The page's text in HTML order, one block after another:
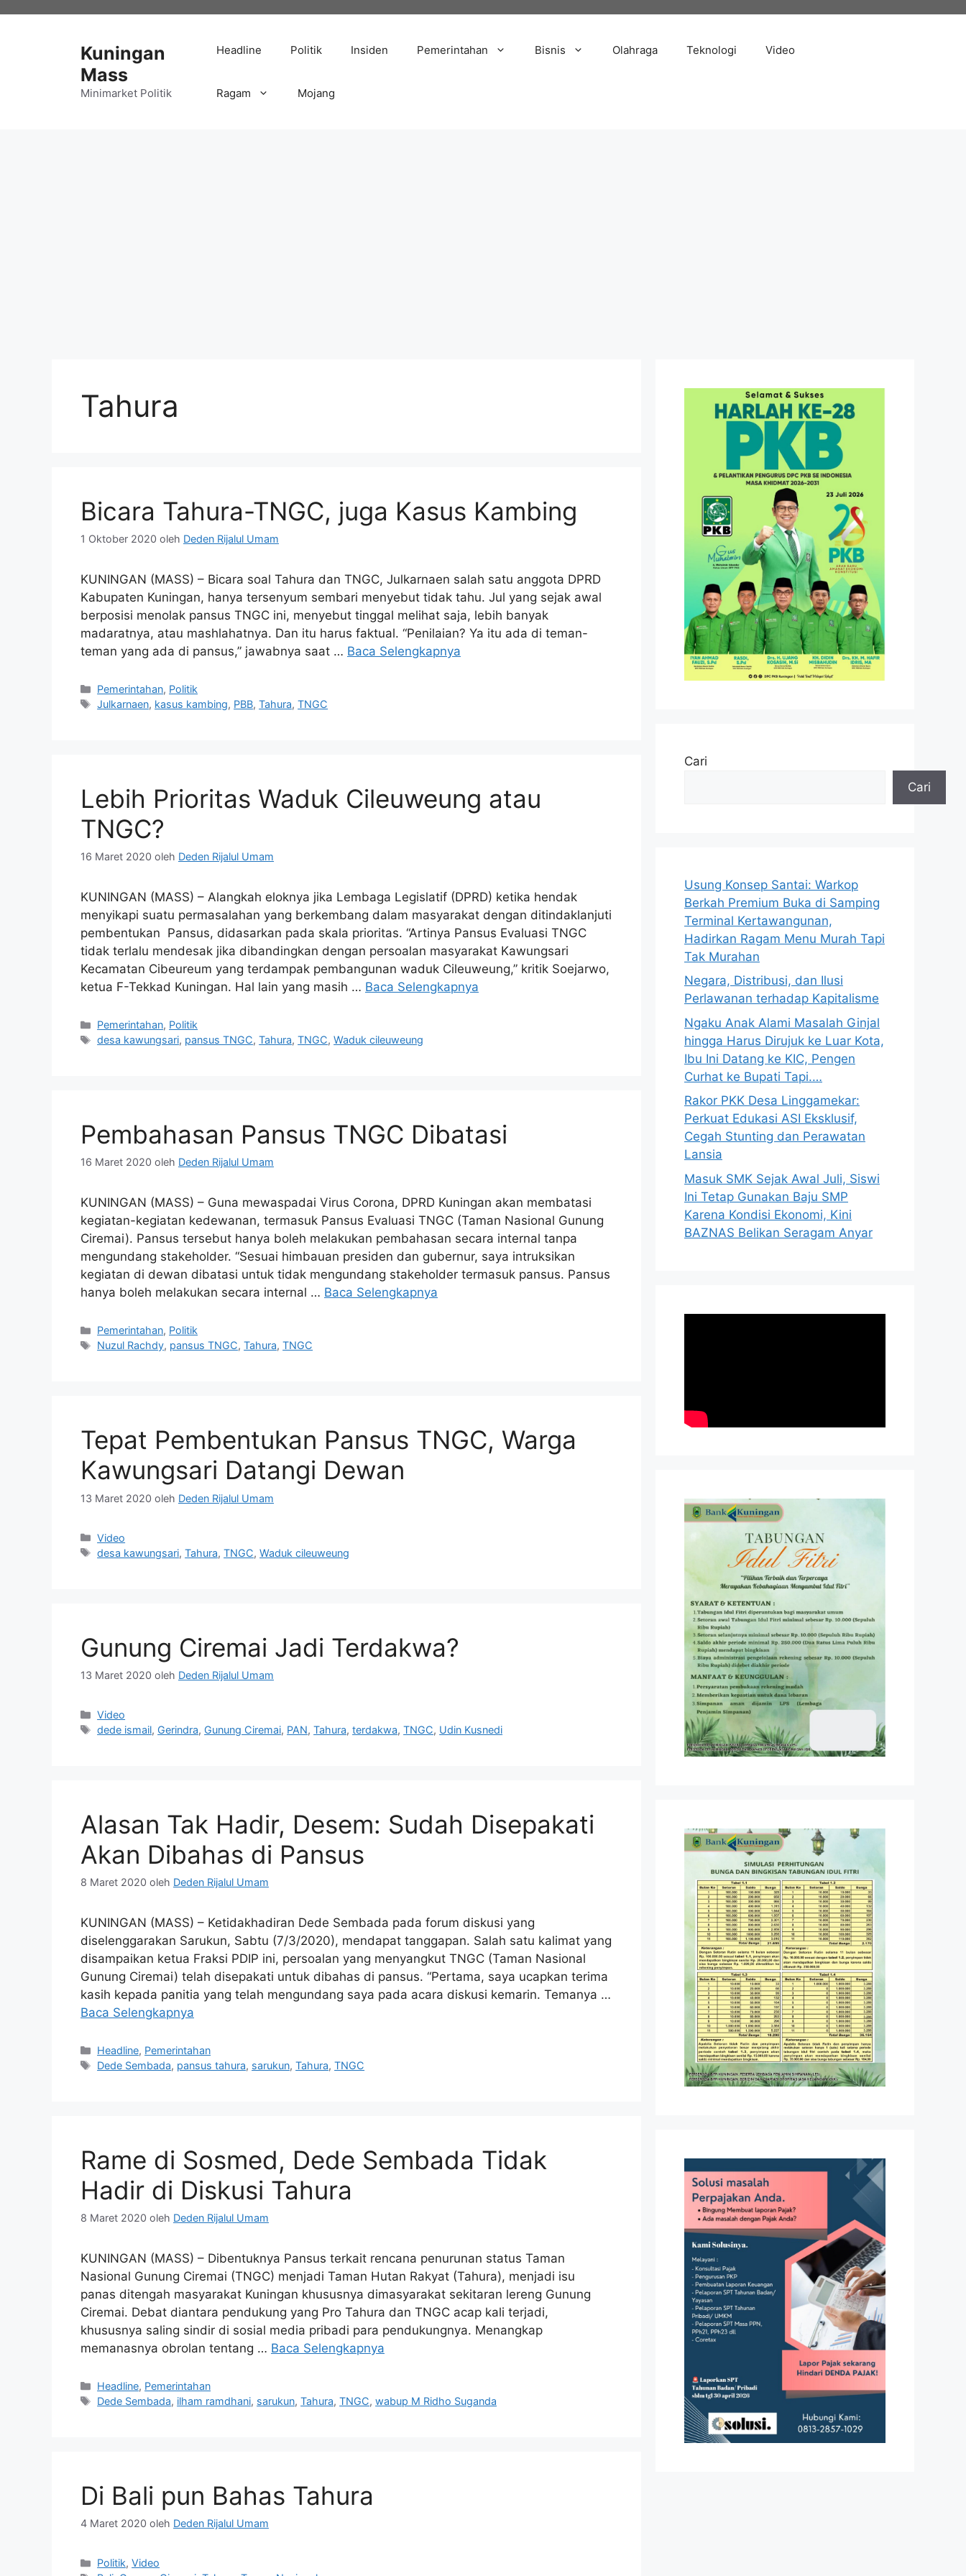
Kuningan
Mass
Minimarket Politik
Headline Politik Insiden Pemerintahan Bisnis Olahraga Teknologi Video
Ragam Mojang
Tahura
Bicara Tahura-TNGC, juga Kasus Kambing
1 Oktober 2020 oleh Deden Rijalul Umam
KUNINGAN (MASS) – Bicara soal Tahura dan TNGC, Julkarnaen salah satu anggota DPRD
Kabupaten Kuningan, hanya tersenyum sembari menyebut tidak tahu. Jul yang sejak awal
berposisi menolak pansus TNGC ini, menyebut tinggal melihat saja, lebih banyak
madaratnya, atau mashlahatnya. Dan itu harus faktual. “Penilaian? Ya itu ada di teman-
teman yang ada di pansus,” jawabnya saat … Baca Selengkapnya
Kategori
Pemerintahan, Politik
Tag
Julkarnaen, kasus kambing, PBB,Tahura,TNGC
Lebih Prioritas Waduk Cileuweung atau
TNGC?
16 Maret 2020 oleh Deden Rijalul Umam
KUNINGAN (MASS) – Alangkah eloknya jika Lembaga Legislatif (DPRD) ketika hendak
menyikapi suatu permasalahan yang berkembang dalam masyarakat dengan ditindaklanjuti
pembentukan Pansus, didasarkan pada skala prioritas. “Artinya Pansus Evaluasi TNGC
tidak terlalu mendesak jika dibandingkan dengan persoalan masyarakat Kawungsari
Kecamatan Cibeureum yang terdampak pembangunan waduk Cileuweung,” kritik Soejarwo,
ketua F-Tekkad Kuningan. Hal lain yang masih … Baca Selengkapnya
Kategori
Pemerintahan, Politik
Tag
desa kawungsari, pansus TNGC,Tahura,TNGC,Waduk cileuweung
Pembahasan Pansus TNGC Dibatasi
16 Maret 2020 oleh Deden Rijalul Umam
KUNINGAN (MASS) – Guna mewaspadai Virus Corona, DPRD Kuningan akan membatasi
kegiatan-kegiatan kedewanan, termasuk Pansus Evaluasi TNGC (Taman Nasional Gunung
Ciremai). Pansus tersebut hanya boleh melakukan pembahasan secara internal tanpa
mengundang stakeholder. “Sesuai himbauan presiden dan gubernur, saya intruksikan
kegiatan di dewan dibatasi untuk tidak mengundang stakeholder termasuk pansus. Pansus
hanya boleh melakukan secara internal … Baca Selengkapnya
Kategori
Pemerintahan, Politik
Tag
Nuzul Rachdy, pansus TNGC,Tahura,TNGC
Tepat Pembentukan Pansus TNGC, Warga
Kawungsari Datangi Dewan
13 Maret 2020 oleh Deden Rijalul Umam
Kategori
Video
Tag
desa kawungsari,Tahura,TNGC,Waduk cileuweung
Gunung Ciremai Jadi Terdakwa?
13 Maret 2020 oleh Deden Rijalul Umam
Kategori
Video
Tag
dede ismail, Gerindra, Gunung Ciremai, PAN,Tahura,terdakwa,TNGC, Udin Kusnedi
Alasan Tak Hadir, Desem: Sudah Disepakati
Akan Dibahas di Pansus
8 Maret 2020 oleh Deden Rijalul Umam
KUNINGAN (MASS) – Ketidakhadiran Dede Sembada pada forum diskusi yang
diselenggarakan Sarukun, Sabtu (7/3/2020), mendapat tanggapan. Salah satu kalimat yang
disampaikan ketua Fraksi PDIP ini, persoalan yang menyangkut TNGC (Taman Nasional
Gunung Ciremai) telah disepakati untuk dibahas di pansus. “Pertama, saya ucapkan terima
kasih kepada panitia yang telah mengundang saya pada acara diskusi kemarin. Temanya …
Baca Selengkapnya
Kategori
Headline, Pemerintahan
Tag
Dede Sembada, pansus tahura, sarukun,Tahura,TNGC
Rame di Sosmed, Dede Sembada Tidak
Hadir di Diskusi Tahura
8 Maret 2020 oleh Deden Rijalul Umam
KUNINGAN (MASS) – Dibentuknya Pansus terkait rencana penurunan status Taman
Nasional Gunung Ciremai (TNGC) menjadi Taman Hutan Rakyat (Tahura), menjadi isu
panas ditengah masyarakat Kuningan khususnya dimasyarakat sekitaran lereng Gunung
Ciremai. Debat diantara pendukung yang Pro Tahura dan TNGC acap kali terjadi,
khususnya saling sindir di sosial media pribadi para pendukungnya. Menangkap
memanasnya obrolan tentang … Baca Selengkapnya
Kategori
Headline, Pemerintahan
Tag
Dede Sembada, ilham ramdhani, sarukun,Tahura,TNGC,wabup M Ridho Suganda
Di Bali pun Bahas Tahura
4 Maret 2020 oleh Deden Rijalul Umam
Kategori
Politik,Video
Cari
Cari
Usung Konsep Santai: Warkop
Berkah Premium Buka di Samping
Terminal Kertawangunan,
Hadirkan Ragam Menu Murah Tapi
Tak Murahan
Negara, Distribusi, dan Ilusi
Perlawanan terhadap Kapitalisme
Ngaku Anak Alami Masalah Ginjal
hingga Harus Dirujuk ke Luar Kota,
Ibu Ini Datang ke KIC, Pengen
Curhat ke Bupati Tapi.…
Rakor PKK Desa Linggamekar:
Perkuat Edukasi ASI Eksklusif,
Cegah Stunting dan Perawatan
Lansia
Masuk SMK Sejak Awal Juli, Siswi
Ini Tetap Gunakan Baju SMP
Karena Kondisi Ekonomi, Kini
BAZNAS Belikan Seragam Anyar